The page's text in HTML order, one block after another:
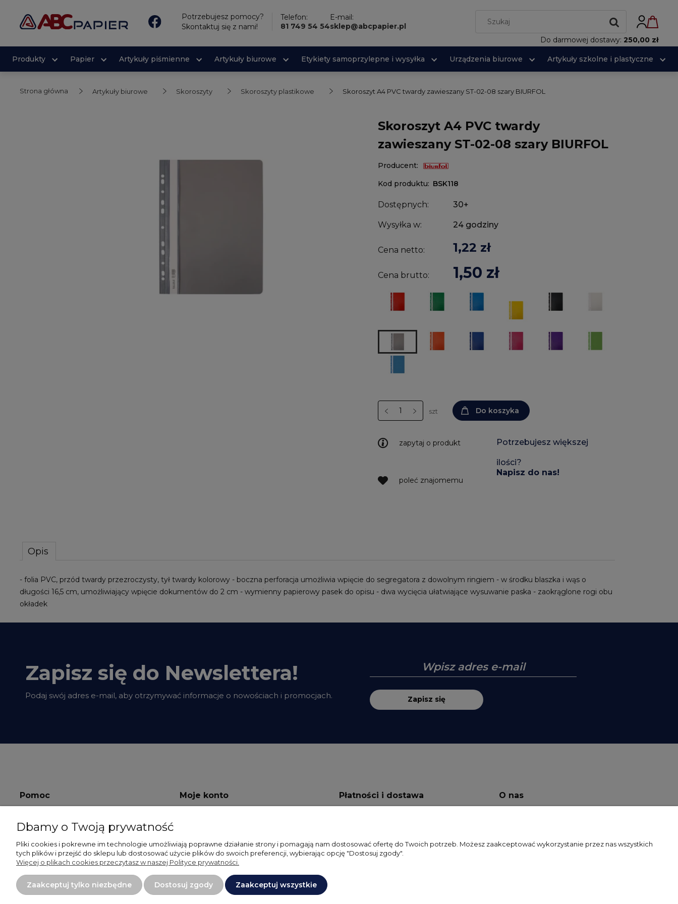
Potrzebujesz pomocy?
Skontaktuj się z nami!
Telefon:
81 749 54 54
E-mail:
sklep@abcpapier.pl
Do darmowej dostawy: 250,00 zł
Produkty Papier Artykuły piśmienne Artykuły biurowe Etykiety samoprzylepne i wysyłka Urządzenia biurowe Artykuły szkolne i plastyczne
Strona główna Artykuły biurowe Skoroszyty Skoroszyty plastikowe Skoroszyt A4 PVC twardy zawieszany ST-02-08 szary BIURFOL
Skoroszyt A4 PVC twardy
zawieszany ST-02-08 szary BIURFOL
Producent:
Kod produktu: BSK118
Dostępnych: 30+
Wysyłka w: 24 godziny
Cena netto: 1,22 zł
Cena brutto: 1,50 zł
szt Do koszyka
zapytaj o produkt
poleć znajomemu
Potrzebujesz większej
ilości?
Napisz do nas!
Opis
- folia PVC, przód twardy przezroczysty, tył twardy kolorowy - boczna perforacja umożliwia wpięcie do segregatora z dowolnym ringiem - w środku blaszka i wąs o
długości 16,5 cm, umożliwiający wpięcie dokumentów do 2 cm - wymienny papierowy pasek do opisu - dwa wycięcia ułatwiające wysuwanie paska - zaokrąglone rogi obu
okładek
Zapisz się do Newslettera!
Podaj swój adres e-mail, aby otrzymywać informacje o nowościach i promocjach. Zapisz się
Pomoc
RODO
Kontakt
Moje konto
Przechowalnia
Płatności i dostawa O nas
Dbamy o Twoją prywatność
Pliki cookies i pokrewne im technologie umożliwiają poprawne działanie strony i pomagają nam dostosować ofertę do Twoich potrzeb. Możesz zaakceptować wykorzystanie przez nas wszystkich
tych plików i przejść do sklepu lub dostosować użycie plików do swoich preferencji, wybierając opcję "Dostosuj zgody".
Więcej o plikach cookies przeczytasz w naszej Polityce prywatności.
Zaakceptuj tylko niezbędne Dostosuj zgody Zaakceptuj wszystkie